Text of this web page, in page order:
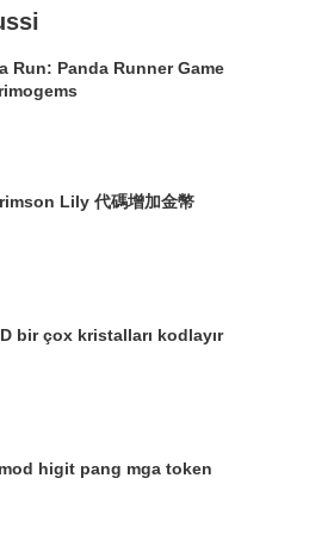
Run: Panda Runner Game
Lily 代碼增加金幣
bir çox kristalları kodlayır
higit pang mga token